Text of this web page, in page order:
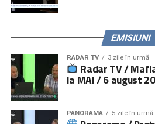
EMISIUNI
RADAR TV 3 zile în urmă
Radar TV /
la MAI / 6 august
PANORAMA 5 zile în urmă